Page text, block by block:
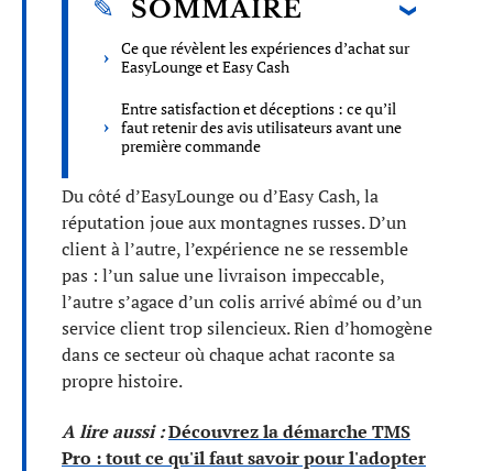
SOMMAIRE
Ce que révèlent les expériences d’achat sur
EasyLounge et Easy Cash
Entre satisfaction et déceptions : ce qu’il
faut retenir des avis utilisateurs avant une
première commande
Du côté d’EasyLounge ou d’Easy Cash, la
réputation joue aux montagnes russes. D’un
client à l’autre, l’expérience ne se ressemble
pas : l’un salue une livraison impeccable,
l’autre s’agace d’un colis arrivé abîmé ou d’un
service client trop silencieux. Rien d’homogène
dans ce secteur où chaque achat raconte sa
propre histoire.
A lire aussi :Découvrez la démarche TMS
Pro : tout ce qu'il faut savoir pour l'adopter